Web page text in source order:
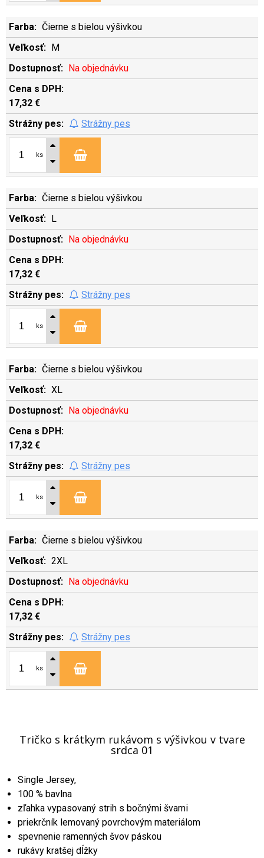
Čierne s bielou výšivkou
M
Na objednávku
17,32 €
Strážny pes
ks
Čierne s bielou výšivkou
L
Na objednávku
17,32 €
Strážny pes
ks
Čierne s bielou výšivkou
XL
Na objednávku
17,32 €
Strážny pes
ks
Čierne s bielou výšivkou
2XL
Na objednávku
17,32 €
Strážny pes
ks
Tričko s krátkym rukávom s výšivkou v tvare
srdca 01
Single Jersey,
100 % bavlna
zľahka vypasovaný strih s bočnými švami
priekrčník lemovaný povrchovým materiálom
spevnenie ramenných švov páskou
rukávy kratšej dĺžky